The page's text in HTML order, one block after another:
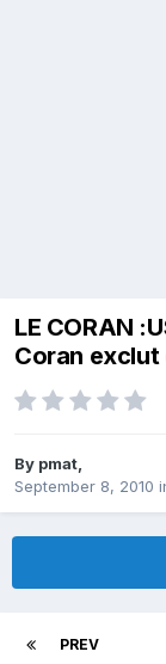
LE CORAN
Coran
By pmat,
September 8, 2010
PREV